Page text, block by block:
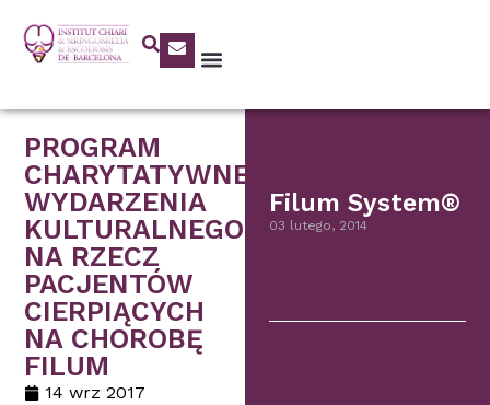
PROGRAM
CHARYTATYWNEGO
WYDARZENIA
KULTURALNEGO
NA RZECZ
PACJENTÓW
CIERPIĄCYCH
NA CHOROBĘ
FILUM
14 wrz 2017
Filum System®
03 lutego, 2014